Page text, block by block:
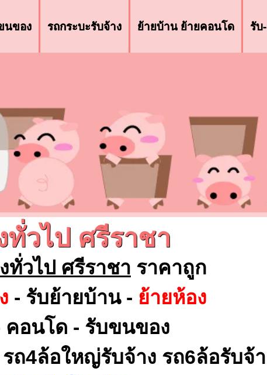
นของ รถกระบะรับจ้าง ย้ายบ้าน ย้ายคอนโด รับ
ทั่วไป ศรีราชา
ทั่วไป ศรีราชา ราคาถูก
- รับย้ายบ้าน - ย้ายห้อง
คอนโด - รับขนของ
ถ4ล้อใหญ่รับจ้าง รถ6ล้อรับจ้